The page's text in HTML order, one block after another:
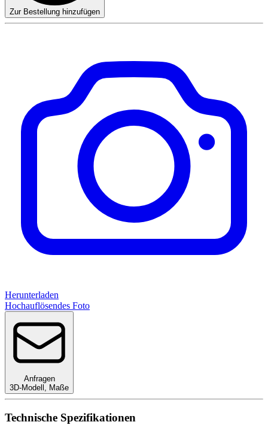
Zur Bestellung hinzufügen
Herunterladen
Hochauflösendes Foto
Anfragen
3D-Modell
Maße
Technische Spezifikationen